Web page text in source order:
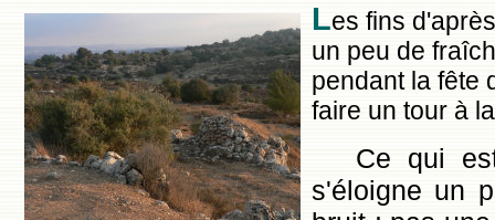
Les fins
un peu de
pendant la fête
faire un tour à
Ce qui
s'éloigne un